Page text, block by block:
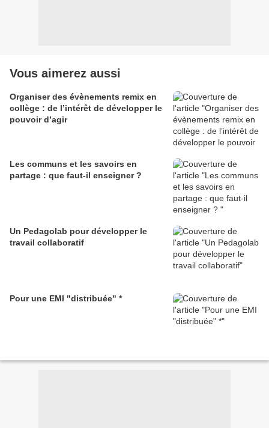
Vous aimerez aussi
Organiser des évènements remix en
collège : de l’intérêt de développer le
pouvoir d’agir
Les communs et les savoirs en
partage : que faut-il enseigner ?
Un Pedagolab pour développer le
travail collaboratif
Pour une EMI "distribuée" *